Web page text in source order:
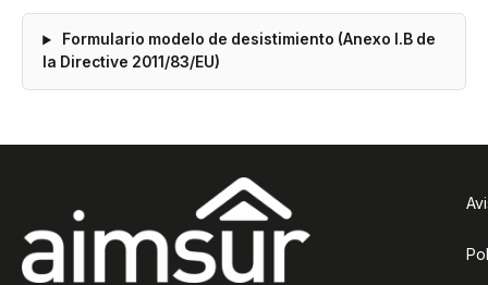
Formulario modelo de desistimiento (Anexo I.B de
la Directive 2011/83/EU)